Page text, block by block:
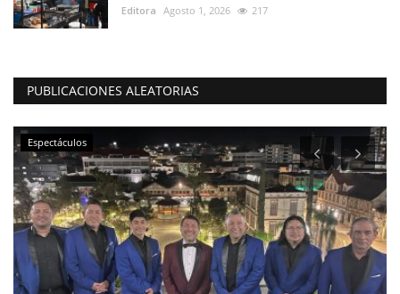
Editora Agosto 1, 2026 217
PUBLICACIONES ALEATORIAS
Espectáculos